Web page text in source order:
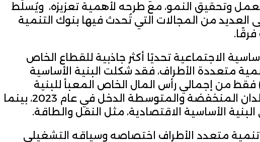
وتحقيق النمو، مع طرحه لأهمية تعزيزه، ويُسلّط
العديد من المجالات التي تُحدث فيها بنوك التنمية
الاجتماعية تحديًا أكثر جاذبية للقطاع الخاص
متعددة الأطراف، فقد شكلت البنية الأساسية
(5%) فقط من إجمالي رأس المال الخاص المعبأ للبنية
الأساسية في البلدان المنخفضة والمتوسطة الدخل في عام 2023، بينما
الأساسية الاقتصادية، مثل النقل والطاقة.
متعدد الأطراف اختصاصه وسياقه التشغيلي